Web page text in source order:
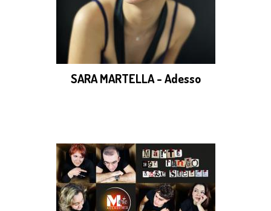
SARA MARTELLA - Adesso